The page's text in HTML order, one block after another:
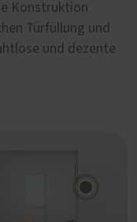
Konstruktion
Türfüllung und
und dezente